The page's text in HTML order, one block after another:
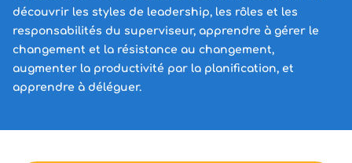
découvrir les styles de leadership, les rôles et les
responsabilités du superviseur, apprendre à gérer le
changement et la résistance au changement,
augmenter la productivité par la planification, et
apprendre à déléguer.